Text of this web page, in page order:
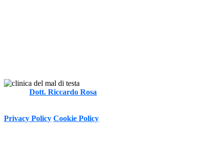
Dott. Riccardo Rosa
Privacy Policy Cookie Policy